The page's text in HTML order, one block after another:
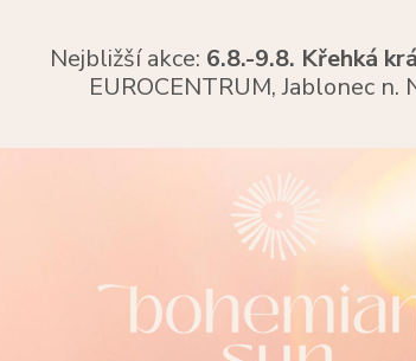
Nejbližší akce: 6.8.-9.8. Křehká
EUROCENTRUM, Jablonec n.